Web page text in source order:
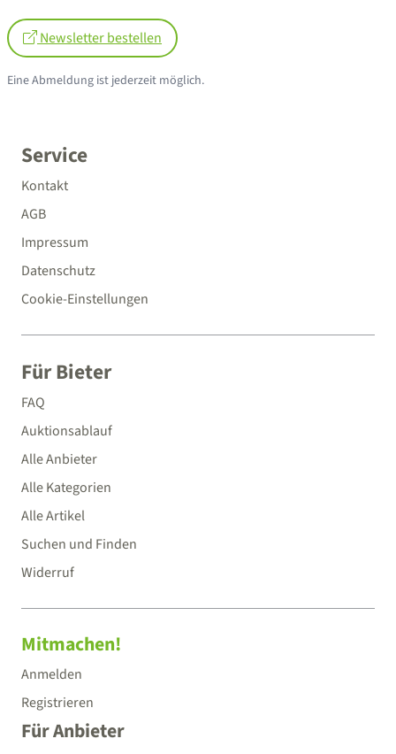
Service
Kontakt
AGB
Impressum
Datenschutz
Cookie-Einstellungen
Für Bieter
FAQ
Auktionsablauf
Alle Anbieter
Alle Kategorien
Alle Artikel
Suchen und Finden
Widerruf
Mitmachen!
Anmelden
Registrieren
Für Anbieter
Newsletter bestellen
Eine Abmeldung ist jederzeit möglich.